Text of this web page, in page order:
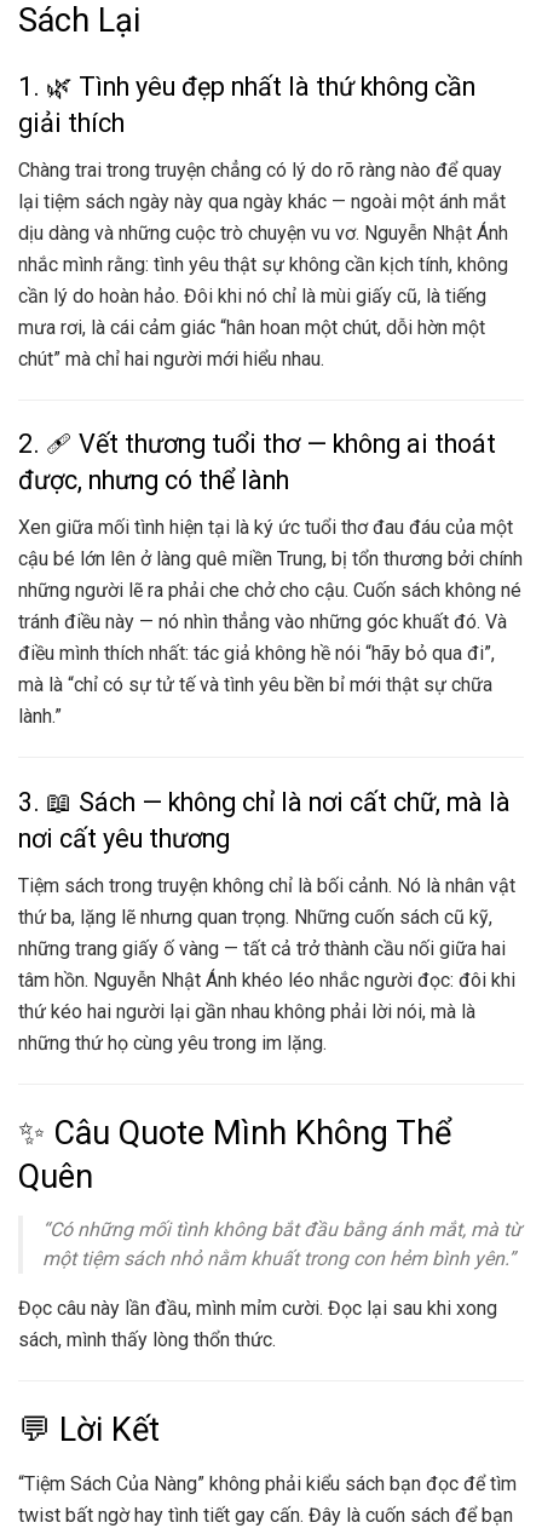
Sách Lại
1. 🌿 Tình yêu đẹp nhất là thứ không cần
giải thích
Chàng trai trong truyện chẳng có lý do rõ ràng nào để quay
lại tiệm sách ngày này qua ngày khác — ngoài một ánh mắt
dịu dàng và những cuộc trò chuyện vu vơ. Nguyễn Nhật Ánh
nhắc mình rằng: tình yêu thật sự không cần kịch tính, không
cần lý do hoàn hảo. Đôi khi nó chỉ là mùi giấy cũ, là tiếng
mưa rơi, là cái cảm giác “hân hoan một chút, dỗi hờn một
chút” mà chỉ hai người mới hiểu nhau.
2. 🩹 Vết thương tuổi thơ — không ai thoát
được, nhưng có thể lành
Xen giữa mối tình hiện tại là ký ức tuổi thơ đau đáu của một
cậu bé lớn lên ở làng quê miền Trung, bị tổn thương bởi chính
những người lẽ ra phải che chở cho cậu. Cuốn sách không né
tránh điều này — nó nhìn thẳng vào những góc khuất đó. Và
điều mình thích nhất: tác giả không hề nói “hãy bỏ qua đi”,
mà là “chỉ có sự tử tế và tình yêu bền bỉ mới thật sự chữa
lành.”
3. 📖 Sách — không chỉ là nơi cất chữ, mà là
nơi cất yêu thương
Tiệm sách trong truyện không chỉ là bối cảnh. Nó là nhân vật
thứ ba, lặng lẽ nhưng quan trọng. Những cuốn sách cũ kỹ,
những trang giấy ố vàng — tất cả trở thành cầu nối giữa hai
tâm hồn. Nguyễn Nhật Ánh khéo léo nhắc người đọc: đôi khi
thứ kéo hai người lại gần nhau không phải lời nói, mà là
những thứ họ cùng yêu trong im lặng.
✨ Câu Quote Mình Không Thể
Quên
“Có những mối tình không bắt đầu bằng ánh mắt, mà từ
một tiệm sách nhỏ nằm khuất trong con hẻm bình yên.”
Đọc câu này lần đầu, mình mỉm cười. Đọc lại sau khi xong
sách, mình thấy lòng thổn thức.
💬 Lời Kết
“Tiệm Sách Của Nàng” không phải kiểu sách bạn đọc để tìm
twist bất ngờ hay tình tiết gay cấn. Đây là cuốn sách để bạn